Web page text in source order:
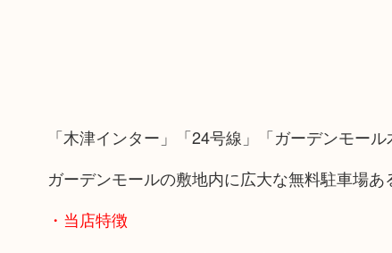
「木津インター」「24号線」「ガーデンモール
ガーデンモールの敷地内に広大な無料駐車場
・当店特徴